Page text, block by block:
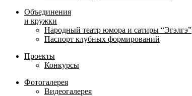
Объединения
и кружки
Народный театр юмора и сатиры “Эгэлгэ”
Паспорт клубных формирований
Проекты
Конкурсы
Фотогалерея
Видеогалерея